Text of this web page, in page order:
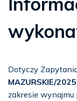
Dotyczy
MAZURSKIE/
zakresie wynajmu